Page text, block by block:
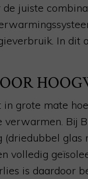
juiste
In
grote mate
Bij
volledig
is daardoor